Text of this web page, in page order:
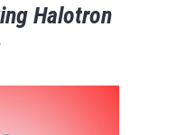
Halotron